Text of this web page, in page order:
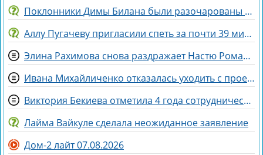
Поклонники Димы Билана были разочарованы его последним концертом
Аллу Пугачеву пригласили спеть за почти 39 миллионов рублей
Элина Рахимова снова раздражает Настю Ромашову, флиртуя с её мужем Евгением
Ивана Михайличенко отказалась уходить с проекта за Алексеем Адеевым
Виктория Бекиева отметила 4 года сотрудничества с Домом 2
Лайма Вайкуле сделала неожиданное заявление
Дом-2 лайт 07.08.2026